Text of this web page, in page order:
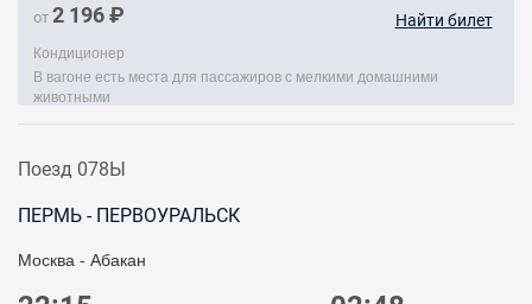
от 2 196 ₽ Найти билет
Кондиционер
В вагоне есть места для пассажиров с мелкими домашними
животными
Поезд 078Ы
ПЕРМЬ - ПЕРВОУРАЛЬСК
Москва - Абакан